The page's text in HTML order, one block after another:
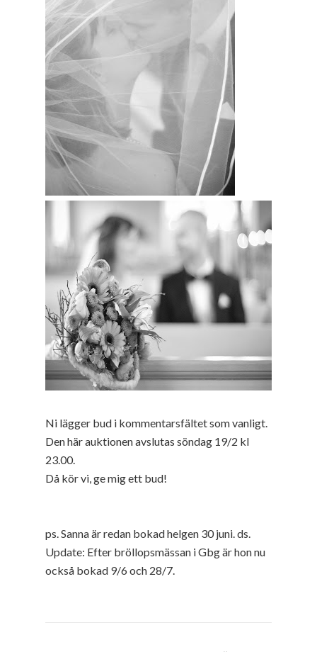
Ni lägger bud i kommentarsfältet som vanligt.
Den här auktionen avslutas söndag 19/2 kl
23.00.
Då kör vi, ge mig ett bud!
ps. Sanna är redan bokad helgen 30 juni. ds.
Update: Efter bröllopsmässan i Gbg är hon nu
också bokad 9/6 och 28/7.